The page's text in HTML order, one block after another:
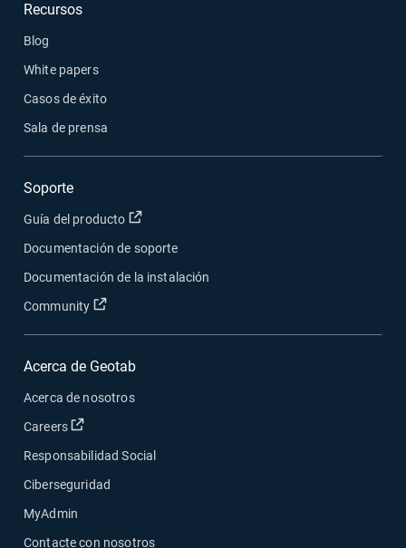
Recursos
Blog
White papers
Casos de éxito
Sala de prensa
Soporte
Guía del producto Abrir en una nueva ventana
Documentación de soporte
Documentación de la instalación
Community
Abrir en una nueva ventana
Acerca de Geotab
Acerca de nosotros
Careers
Abrir en una nueva ventana
Responsabilidad Social
Ciberseguridad
MyAdmin
Contacte con nosotros